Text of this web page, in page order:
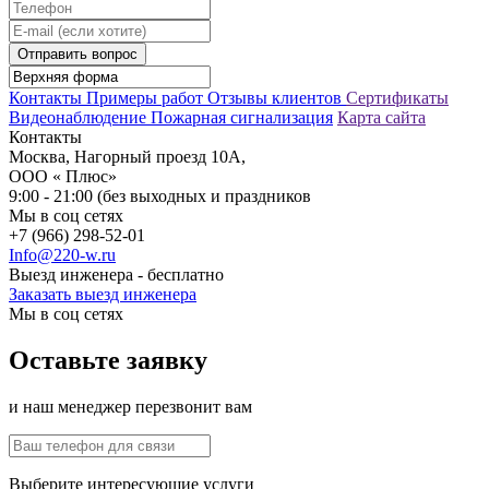
Отправить вопрос
Контакты Примеры работ Отзывы клиентов Сертификаты
Видеонаблюдение Пожарная сигнализация Карта сайта
Контакты
Москва, Нагорный проезд 10А,
ООО « Плюс»
9:00 - 21:00 (без выходных и праздников
Мы в соц сетях
+7 (966) 298-52-01
Info@220-w.ru
Выезд инженера - бесплатно
Заказать выезд инженера
Мы в соц сетях
Оставьте заявку
и наш менеджер перезвонит вам
Выберите интересующие услуги